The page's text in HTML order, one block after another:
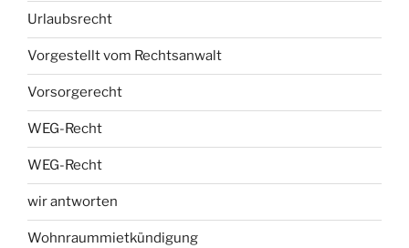
Urlaubsrecht
Vorgestellt vom Rechtsanwalt
Vorsorgerecht
WEG-Recht
WEG-Recht
wir antworten
Wohnraummietkündigung